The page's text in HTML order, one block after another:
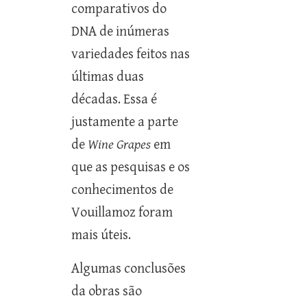
comparativos do
DNA de inúmeras
variedades feitos nas
últimas duas
décadas. Essa é
justamente a parte
de Wine Grapes em
que as pesquisas e os
conhecimentos de
Vouillamoz foram
mais úteis.
Algumas conclusões
da obras são